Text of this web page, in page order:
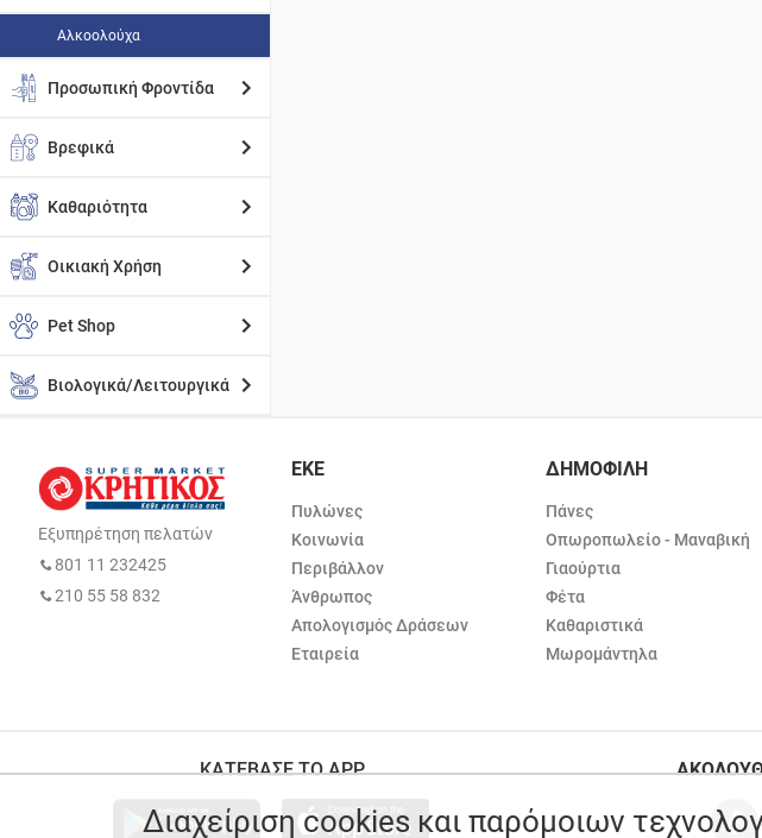
Αλκοολούχα
Προσωπική Φροντίδα
Βρεφικά
Καθαριότητα
Οικιακή Χρήση
Pet Shop
Βιολογικά/Λειτουργικά
Εξυπηρέτηση πελατών
801 11 232425
210 55 58 832
ΕΚΕ
Πυλώνες
Κοινωνία
Περιβάλλον
Άνθρωπος
Απολογισμός Δράσεων
Εταιρεία
ΔΗΜΟΦΙΛΗ
Πάνες
Οπωροπωλείο - Μαναβική
Γιαούρτια
Φέτα
Καθαριστικά
Μωρομάντηλα
ΚΑΤΕΒΑΣΕ ΤΟ APP
Διαχείριση cookies και παρόμοιων